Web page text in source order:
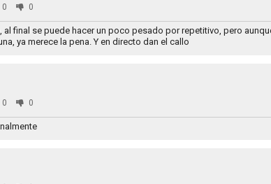
0 0
al final se puede hacer un poco pesado por repetitivo, pero
ya merece la pena. Y en directo dan el callo
0 0